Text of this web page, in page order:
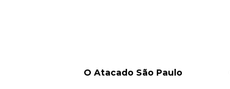
O Atacado São Paulo